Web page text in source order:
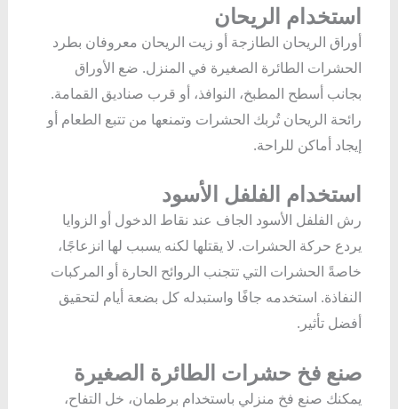
استخدام الريحان
أوراق الريحان الطازجة أو زيت الريحان معروفان بطرد
الحشرات الطائرة الصغيرة في المنزل. ضع الأوراق
بجانب أسطح المطبخ، النوافذ، أو قرب صناديق القمامة.
رائحة الريحان تُربك الحشرات وتمنعها من تتبع الطعام أو
إيجاد أماكن للراحة.
استخدام الفلفل الأسود
رش الفلفل الأسود الجاف عند نقاط الدخول أو الزوايا
يردع حركة الحشرات. لا يقتلها لكنه يسبب لها انزعاجًا،
خاصةً الحشرات التي تتجنب الروائح الحارة أو المركبات
النفاذة. استخدمه جافًا واستبدله كل بضعة أيام لتحقيق
أفضل تأثير.
صنع فخ حشرات الطائرة الصغيرة
يمكنك صنع فخ منزلي باستخدام برطمان، خل التفاح،